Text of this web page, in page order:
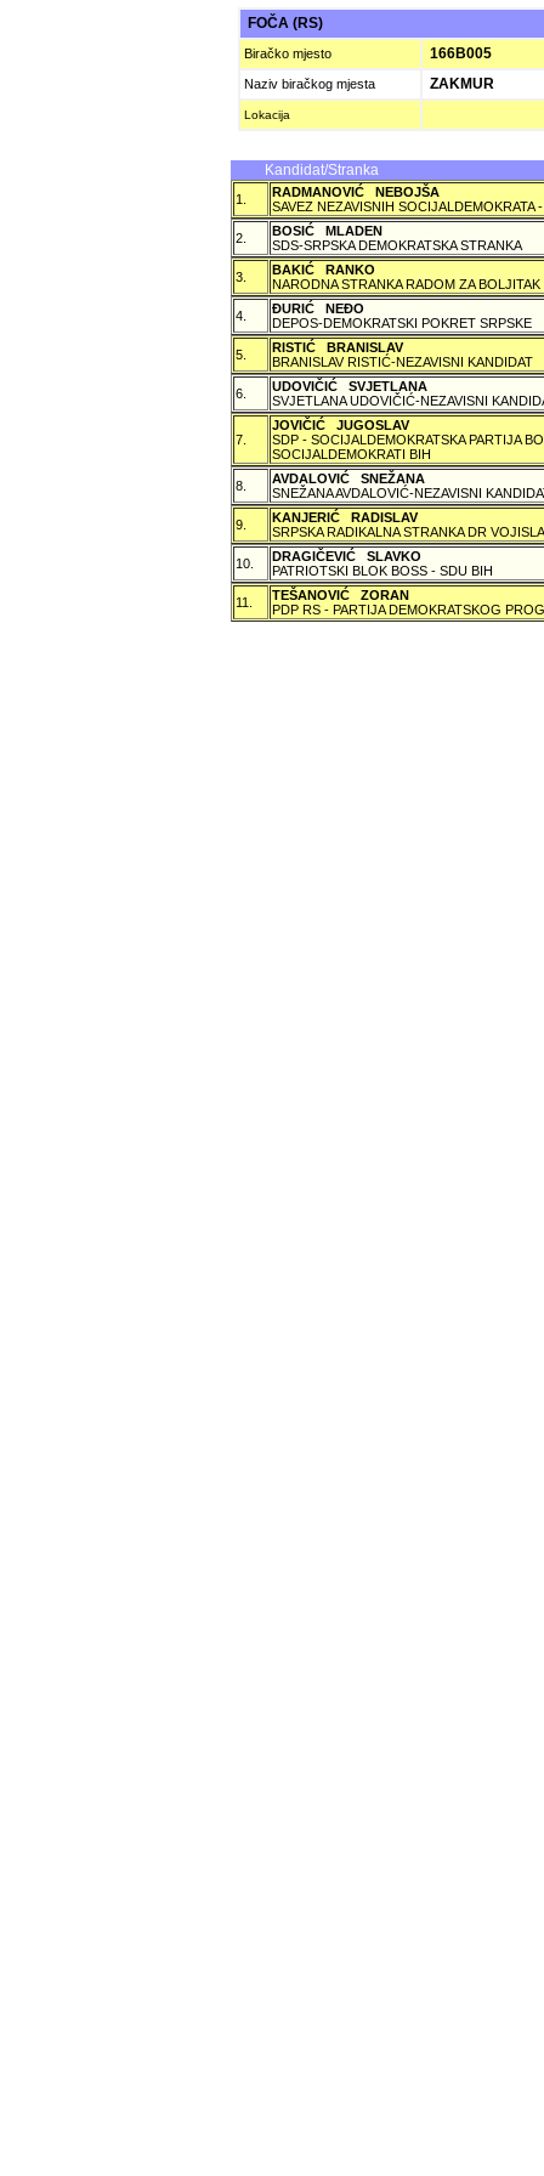
FOČA (RS)
Biračko mjesto 166B005
Naziv biračkog mjesta ZAKMUR
Lokacija
Kandidat/Stranka
1.
RADMANOVIĆ NEBOJŠA
SAVEZ NEZAVISNIH SOCIJALDEMOKRATA
2.
BOSIĆ MLADEN
SDS-SRPSKA DEMOKRATSKA STRANKA
3.
BAKIĆ RANKO
NARODNA STRANKA RADOM ZA BOLJITAK
4.
ÐURIĆ NEÐO
DEPOS-DEMOKRATSKI POKRET SRPSKE
5.
RISTIĆ BRANISLAV
BRANISLAV RISTIĆ-NEZAVISNI KANDIDAT
6.
UDOVIČIĆ SVJETLANA
SVJETLANA UDOVIČIĆ-NEZAVISNI
7.
JOVIČIĆ JUGOSLAV
SDP - SOCIJALDEMOKRATSKA PARTIJA
SOCIJALDEMOKRATI BIH
8.
AVDALOVIĆ SNEŽANA
SNEŽANA AVDALOVIĆ-NEZAVISNI
9.
KANJERIĆ RADISLAV
SRPSKA RADIKALNA STRANKA DR
10.
DRAGIČEVIĆ SLAVKO
PATRIOTSKI BLOK BOSS - SDU BIH
11.
TEŠANOVIĆ ZORAN
PDP RS - PARTIJA DEMOKRATSKOG